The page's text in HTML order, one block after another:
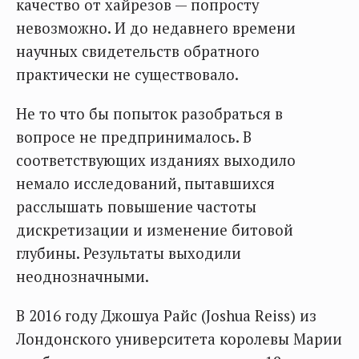
качество от хайрезов — попросту
невозможно. И до недавнего времени
научных свидетельств обратного
практически не существовало.
Не то что бы попыток разобраться в
вопросе не предпринималось. В
соответствующих изданиях выходило
немало исследований, пытавшихся
расслышать повышение частоты
дискретизации и изменение битовой
глубины. Результаты выходили
неоднозначными.
В 2016 году Джошуа Райс (Joshua Reiss) из
Лондонского университета королевы Марии